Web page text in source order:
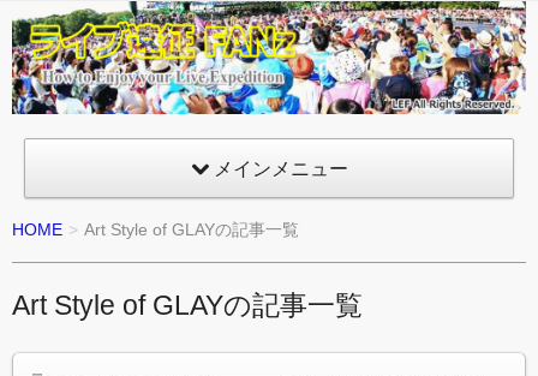
ライ
ブ遠
征
FANz
メインメニュー
HOME Art Style of GLAYの記事一覧
Art Style of GLAYの記事一覧